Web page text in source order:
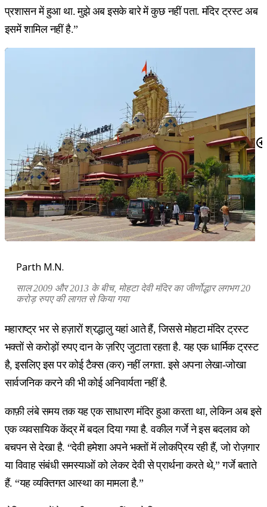
प्रशासन में हुआ था. मुझे अब इसके बारे में कुछ नहीं पता. मंदिर ट्रस्ट अब
इसमें शामिल नहीं है.”
Parth M.N.
साल 2009 और 2013 के बीच, मोहटा देवी मंदिर का जीर्णोद्धार लगभग 20
करोड़ रुपए की लागत से किया गया
महाराष्ट्र भर से हज़ारों श्रद्धालु यहां आते हैं, जिससे मोहटा मंदिर ट्रस्ट
भक्तों से करोड़ों रुपए दान के ज़रिए जुटाता रहता है. यह एक धार्मिक ट्रस्ट
है, इसलिए इस पर कोई टैक्स (कर) नहीं लगता. इसे अपना लेखा-जोखा
सार्वजनिक करने की भी कोई अनिवार्यता नहीं है.
काफ़ी लंबे समय तक यह एक साधारण मंदिर हुआ करता था, लेकिन अब इसे
एक व्यवसायिक केंद्र में बदल दिया गया है. वकील गर्जे ने इस बदलाव को
बचपन से देखा है. “देवी हमेशा अपने भक्तों में लोकप्रिय रही हैं, जो रोज़गार
या विवाह संबंधी समस्याओं को लेकर देवी से प्रार्थना करते थे,” गर्जे बताते
हैं. “यह व्यक्तिगत आस्था का मामला है.”